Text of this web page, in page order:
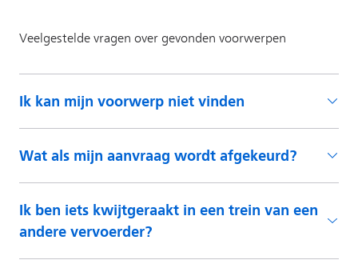
Ik kan mijn voorwerp niet vinden
Wat als mijn aanvraag wordt afgekeurd?
Ik ben iets kwijtgeraakt in een trein van een
andere vervoerder?